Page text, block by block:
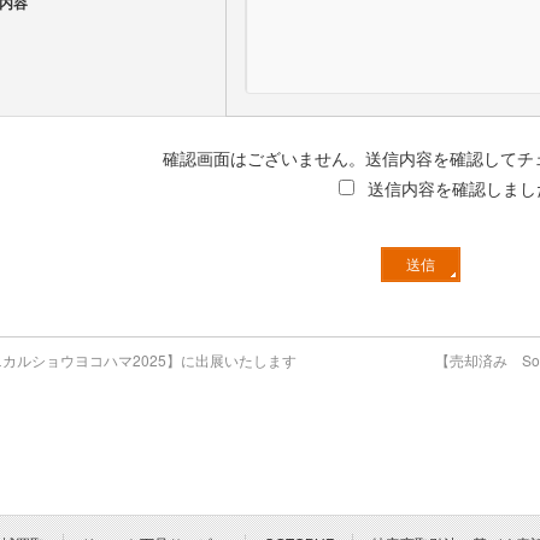
確認画面はございません。送信内容を確認して
送信内容を確認しまし
カルショウヨコハマ2025】に出展いたします 【売却済み